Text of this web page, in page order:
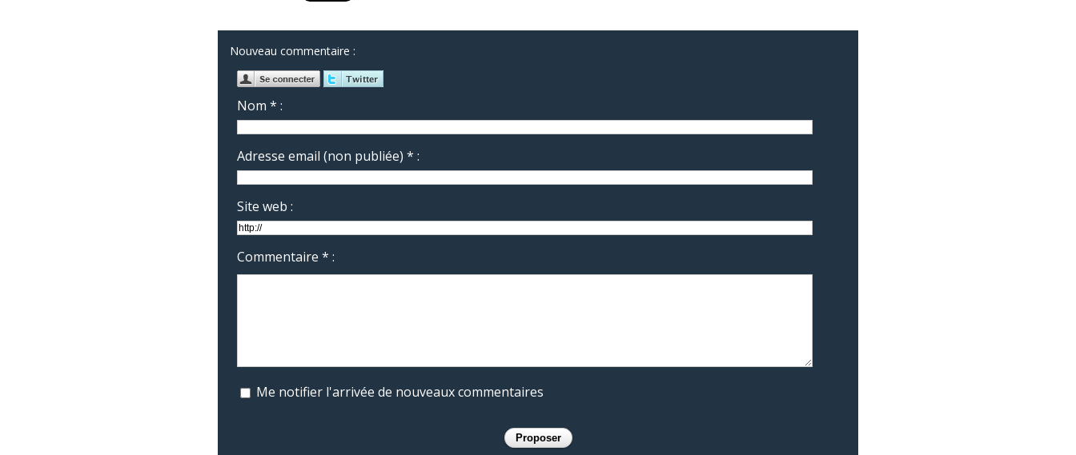
Nouveau commentaire :
Nom * :
Adresse email (non publiée) * :
Site web :
Commentaire * :
Me notifier l'arrivée de nouveaux commentaires